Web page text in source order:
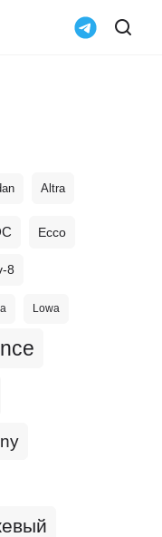
Altra
Ecco
8
Lowa